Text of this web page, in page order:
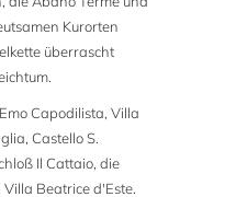
Kurorten
überrascht
Capodilista, Villa
Castello S.
Il Cattaio, die
Beatrice d'Este.